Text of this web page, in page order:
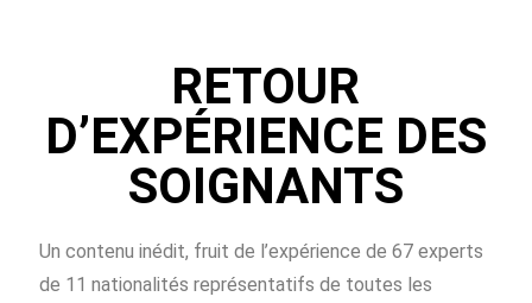
RETOUR
D’EXPÉRIENCE DES
SOIGNANTS
Un contenu inédit, fruit de l’expérience de 67 experts
de 11 nationalités représentatifs de toutes les